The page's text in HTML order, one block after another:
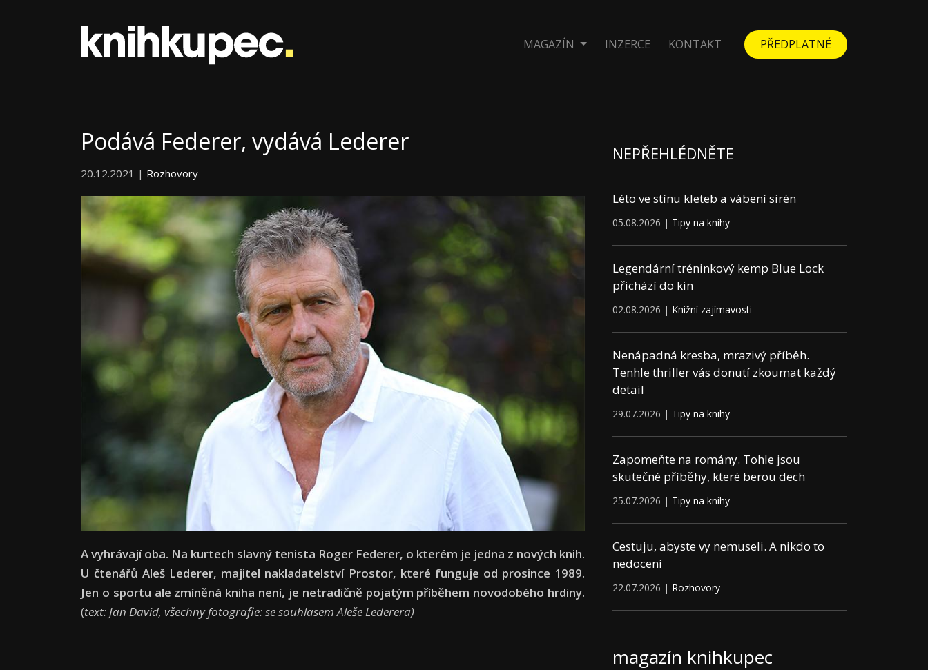
MAGAZÍN INZERCE KONTAKT PŘEDPLATNÉ
Podává Federer, vydává Lederer
20.12.2021 | Rozhovory
A vyhrávají oba. Na kurtech slavný tenista Roger Federer, o kterém je jedna z nových knih.
U čtenářů Aleš Lederer, majitel nakladatelství Prostor, které funguje od prosince 1989.
Jen o sportu ale zmíněná kniha není, je netradičně pojatým příběhem novodobého hrdiny.
(text: Jan David, všechny fotografie: se souhlasem Aleše Lederera)
NEPŘEHLÉDNĚTE
Léto ve stínu kleteb a vábení sirén
05.08.2026 | Tipy na knihy
Legendární tréninkový kemp Blue Lock
přichází do kin
02.08.2026 | Knižní zajímavosti
Nenápadná kresba, mrazivý příběh.
Tenhle thriller vás donutí zkoumat každý
detail
29.07.2026 | Tipy na knihy
Zapomeňte na romány. Tohle jsou
skutečné příběhy, které berou dech
25.07.2026 | Tipy na knihy
Cestuju, abyste vy nemuseli. A nikdo to
nedocení
22.07.2026 | Rozhovory
magazín knihkupec